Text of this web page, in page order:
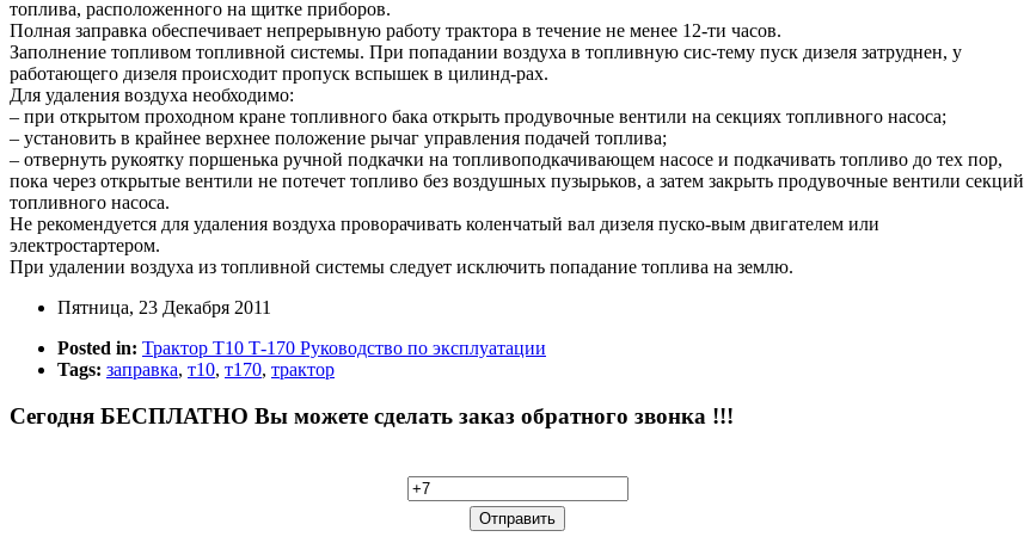
топлива, расположенного на щитке приборов.
Полная заправка обеспечивает непрерывную работу трактора в течение не менее 12-ти часов.
Заполнение топливом топливной системы. При попадании воздуха в топливную сис-тему пуск дизеля затруднен, у
работающего дизеля происходит пропуск вспышек в цилинд-рах.
Для удаления воздуха необходимо:
– при открытом проходном кране топливного бака открыть продувочные вентили на секциях топливного насоса;
– установить в крайнее верхнее положение рычаг управления подачей топлива;
– отвернуть рукоятку поршенька ручной подкачки на топливоподкачивающем насосе и подкачивать топливо до тех пор,
пока через открытые вентили не потечет топливо без воздушных пузырьков, а затем закрыть продувочные вентили секций
топливного насоса.
Не рекомендуется для удаления воздуха проворачивать коленчатый вал дизеля пуско-вым двигателем или
электростартером.
При удалении воздуха из топливной системы следует исключить попадание топлива на землю.
Пятница, 23 Декабря 2011
Posted in: Трактор Т10 Т-170 Руководство по эксплуатации
Tags: заправка, т10, т170, трактор
Сегодня БЕСПЛАТНО Вы можете сделать заказ обратного звонка !!!